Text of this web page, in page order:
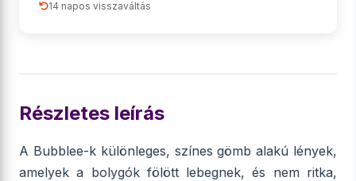
14 napos visszaváltás
Részletes leírás
A Bubblee-k különleges, színes gömb alakú lények,
amelyek a bolygók fölött lebegnek, és nem ritka,